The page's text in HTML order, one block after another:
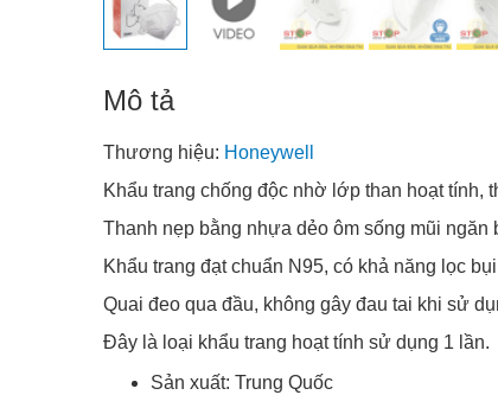
Mô tả
Thương hiệu: Honeywell
Khẩu trang chống độc nhờ lớp than hoạt tính,
Thanh nẹp bằng nhựa dẻo ôm sống mũi
Khẩu trang đạt chuẩn N95, có khả năng lọc
Quai đeo qua đầu, không gây đau tai khi sử
Đây là loại khẩu trang hoạt tính sử dụng 1 lần.
Sản xuất: Trung Quốc